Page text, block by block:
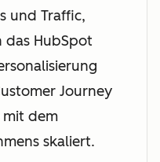
und Traffic,
HubSpot
Journey
dem
skaliert.